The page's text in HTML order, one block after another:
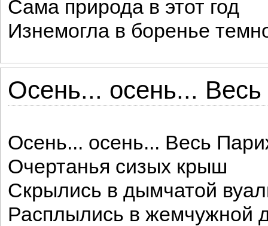
Сама природа в этот год
Изнемогла в боренье
Осень... осень... Весь
Осень... осень... Весь
Очертанья сизых крыш
Скрылись в дымчатой
Расплылись в жемчужной